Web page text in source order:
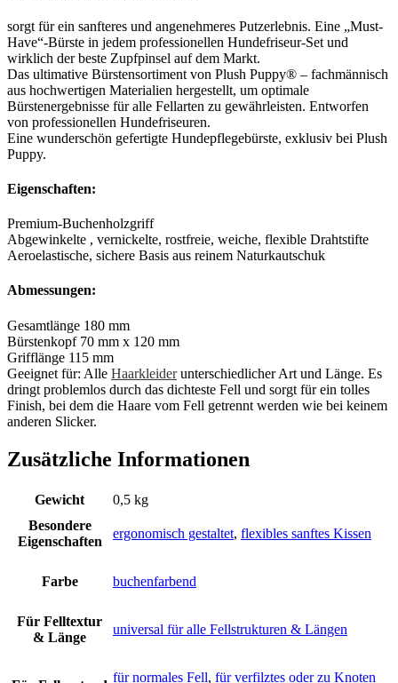
sorgt für ein sanfteres und angenehmeres Putzerlebnis. Eine „Must-
Have“-Bürste in jedem professionellen Hundefriseur-Set und
wirklich der beste Zupfpinsel auf dem Markt.
Das ultimative Bürstensortiment von Plush Puppy® – fachmännisch
aus hochwertigen Materialien hergestellt, um optimale
Bürstenergebnisse für alle Fellarten zu gewährleisten. Entworfen
von professionellen Hundefriseuren.
Eine wunderschön gefertigte Hundepflegebürste, exklusiv bei Plush
Puppy.
Eigenschaften:
Premium-Buchenholzgriff
Abgewinkelte , vernickelte, rostfreie, weiche, flexible Drahtstifte
Aeroelastische, sichere Basis aus reinem Naturkautschuk
Abmessungen:
Gesamtlänge 180 mm
Bürstenkopf 70 mm x 120 mm
Grifflänge 115 mm
Geeignet für: Alle Haarkleider unterschiedlicher Art und Länge. Es
dringt problemlos durch das dichteste Fell und sorgt für ein tolles
Finish, bei dem die Haare vom Fell getrennt werden wie bei keinem
anderen Slicker.
Zusätzliche Informationen
Gewicht
0,5 kg
Besondere
Eigenschaften
ergonomisch gestaltet, flexibles sanftes Kissen
Farbe buchenfarbend
Für Felltextur
& Länge
universal für alle Fellstrukturen & Längen
für normales Fell, für verfilztes oder zu Knoten